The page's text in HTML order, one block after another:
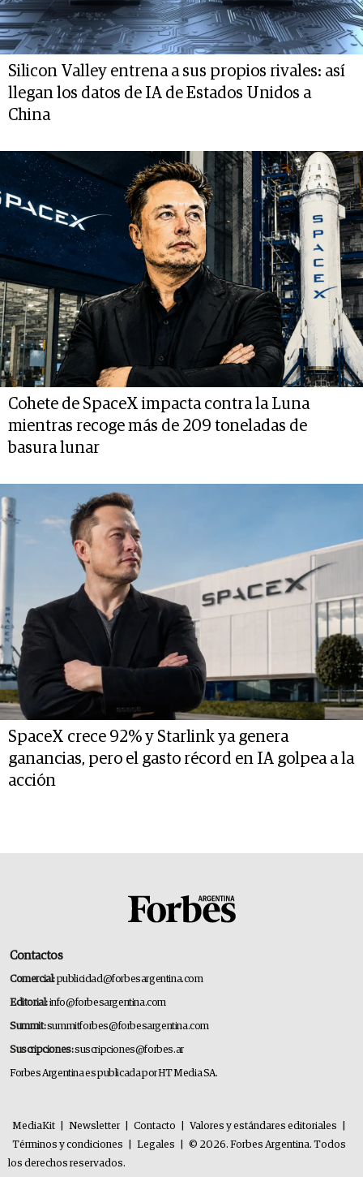
Silicon Valley entrena a sus propios rivales: así
llegan los datos de IA de Estados Unidos a
China
Cohete de SpaceX impacta contra la Luna
mientras recoge más de 209 toneladas de
basura lunar
SpaceX crece 92% y Starlink ya genera
ganancias, pero el gasto récord en IA golpea a la
acción
Contactos
Comercial:publicidad@forbesargentina.com
Editorial:info@forbesargentina.com
Summit:summitforbes@forbesargentina.com
Suscripciones:suscripciones@forbes.ar
Forbes Argentina es publicada por HT Media SA.
MediaKit Newsletter Contacto Valores y estándares editoriales
Términos y condiciones
Legales
© 2026. Forbes Argentina. Todos
los derechos reservados.